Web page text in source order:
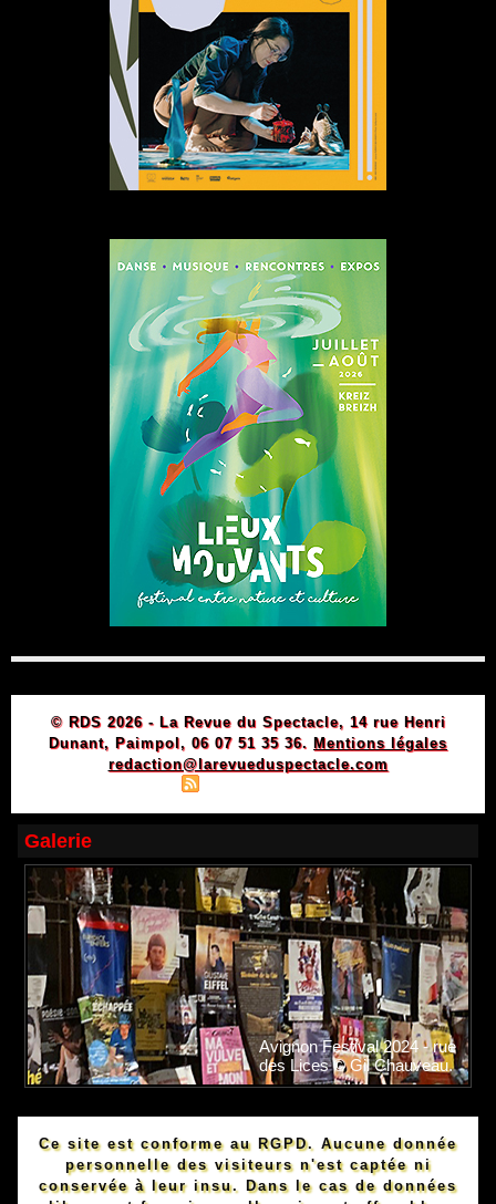
© RDS 2026 - La Revue du Spectacle, 14 rue Henri
Dunant, Paimpol, 06 07 51 35 36. Mentions légales
redaction@larevueduspectacle.com
Galerie
Avignon Festival 2024 - rue
des Lices © Gil Chauveau.
Ce site est conforme au RGPD. Aucune donnée
personnelle des visiteurs n'est captée ni
conservée à leur insu. Dans le cas de données